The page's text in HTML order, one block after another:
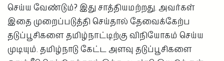
செய்ய வேண்டும்? இது சாத்தியமற்றது. அவர்கள்
இதை முறைப்படுத்தி செய்தால் தேவைக்கேற்ப
தடுப்பூசிகளை தமிழ்நாட்டிற்கு விநியோகம் செய்ய
முடியும். தமிழ்நாடு கேட்ட அளவு தடுப்பூசிகளை